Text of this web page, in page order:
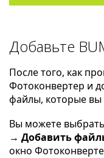
Добавьте
После того, как
Фотоконвертер и
файлы, которые вы
Вы можете
→ Добавить
окно